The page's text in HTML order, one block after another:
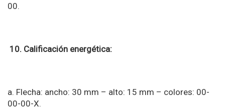
00.
10. Calificación energética:
a. Flecha: ancho: 30 mm – alto: 15 mm – colores: 00-
00-00-X.